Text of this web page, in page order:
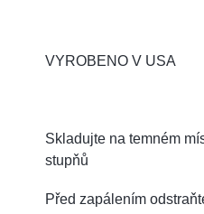
VYROBENO V USA
Skladujte na temném
stupňů
Před zapálením